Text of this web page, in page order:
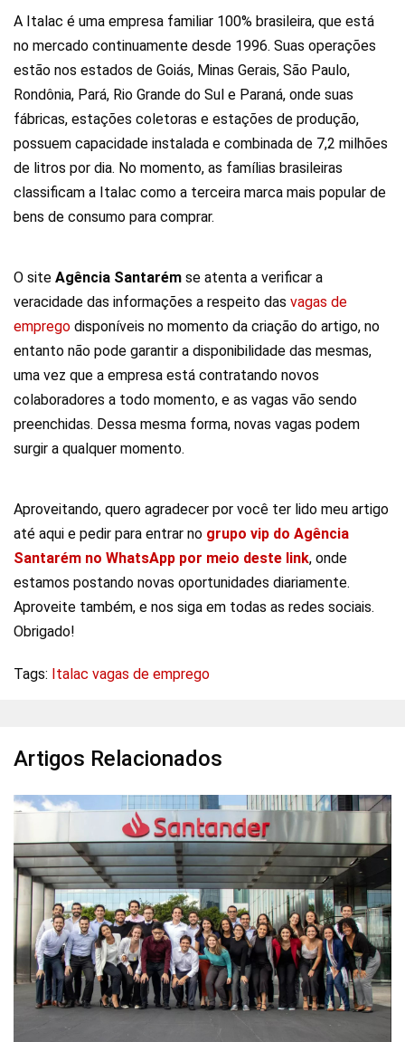
A Italac é uma empresa familiar 100% brasileira, que está
no mercado continuamente desde 1996. Suas operações
estão nos estados de Goiás, Minas Gerais, São Paulo,
Rondônia, Pará, Rio Grande do Sul e Paraná, onde suas
fábricas, estações coletoras e estações de produção,
possuem capacidade instalada e combinada de 7,2 milhões
de litros por dia. No momento, as famílias brasileiras
classificam a Italac como a terceira marca mais popular de
bens de consumo para comprar.
O site Agência Santarém se atenta a verificar a
veracidade das informações a respeito das vagas de
emprego disponíveis no momento da criação do artigo, no
entanto não pode garantir a disponibilidade das mesmas,
uma vez que a empresa está contratando novos
colaboradores a todo momento, e as vagas vão sendo
preenchidas. Dessa mesma forma, novas vagas podem
surgir a qualquer momento.
Aproveitando, quero agradecer por você ter lido meu artigo
até aqui e pedir para entrar no grupo vip do Agência
Santarém no WhatsApp por meio deste link, onde
estamos postando novas oportunidades diariamente.
Aproveite também, e nos siga em todas as redes sociais.
Obrigado!
Tags: Italac vagas de emprego
Artigos Relacionados